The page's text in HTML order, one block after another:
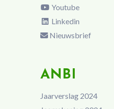
Youtube
Linkedin
Nieuwsbrief
ANBI
Jaarverslag 2024